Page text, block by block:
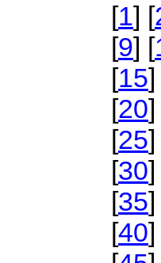
[1] [
[9] [
[15]
[20]
[25]
[30]
[35]
[40]